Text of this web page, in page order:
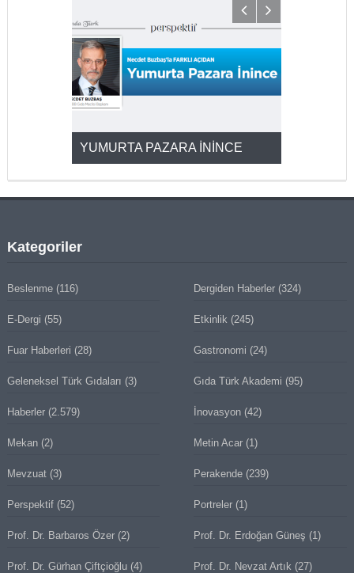
YUMURTA PAZARA İNİNCE
Kategoriler
Beslenme(116) Dergiden Haberler (324)
E-Dergi (55) Etkinlik (245)
Fuar Haberleri (28) Gastronomi (24)
Geleneksel Türk Gıdaları (3) Gıda Türk Akademi (95)
Haberler(2.579) İnovasyon (42)
Mekan(2) Metin Acar (1)
Mevzuat(3) Perakende (239)
Perspektif(52) Portreler (1)
Prof. Dr. Barbaros Özer(2) Prof. Dr. Erdoğan Güneş (1)
Prof. Dr. Gürhan Çiftçioğlu(4) Prof. Dr. Nevzat Artık (27)